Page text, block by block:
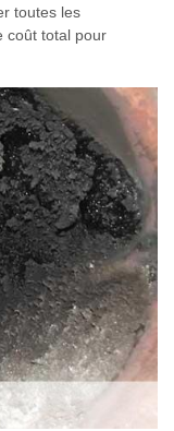
toutes les
coût total pour